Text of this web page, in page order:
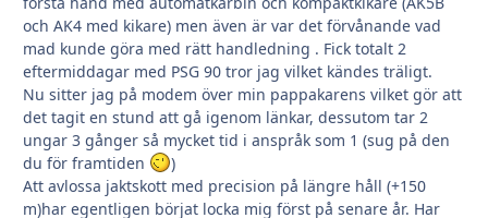
och AK4 med kikare) men även är var det förvånande vad
mad kunde göra med rätt handledning . Fick totalt 2
eftermiddagar med PSG 90 tror jag vilket kändes träligt.
Nu sitter jag på modem över min pappakarens vilket gör att
det tagit en stund att gå igenom länkar, dessutom tar 2
ungar 3 gånger så mycket tid i anspråk som 1 (sug på den
du för framtiden
)
Att avlossa jaktskott med precision på längre håll (+150
m)har egentligen börjat locka mig först på senare år. Har